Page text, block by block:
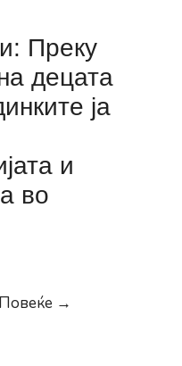
ти
март
во
младински
„Матично“
изложба
нова
Преку
децата
ја
и
во
Повеќе →